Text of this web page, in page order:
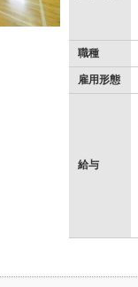
職種
雇用形態
給与